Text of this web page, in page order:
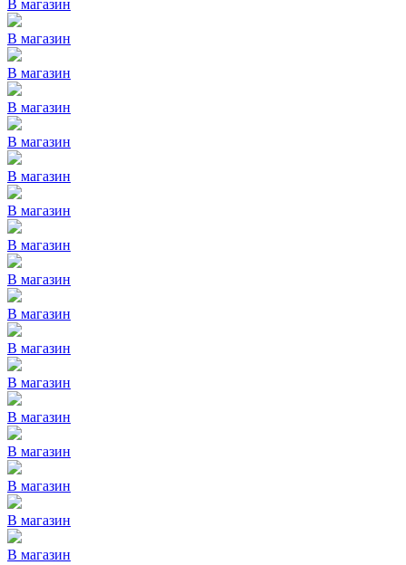
В магазин
В магазин
В магазин
В магазин
В магазин
В магазин
В магазин
В магазин
В магазин
В магазин
В магазин
В магазин
В магазин
В магазин
В магазин
В магазин
В магазин